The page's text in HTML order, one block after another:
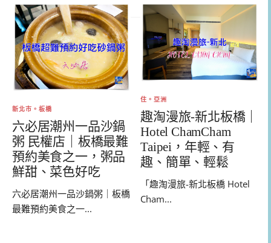
新北市。板橋
六必居潮州一品沙鍋
粥 民權店｜板橋最難
預約美食之一，粥品
鮮甜、菜色好吃
六必居潮州一品沙鍋粥｜板橋
最難預約美食之一...
住。亞洲
趣淘漫旅-新北板橋｜
Hotel ChamCham
Taipei，年輕、有
趣、簡單、輕鬆
「趣淘漫旅-新北板橋 Hotel
Cham...